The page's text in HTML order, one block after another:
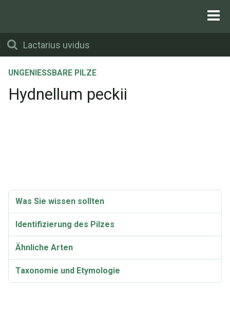
UNGENIESSBARE PILZE
Hydnellum peckii
Was Sie wissen sollten
Identifizierung des Pilzes
Ähnliche Arten
Taxonomie und Etymologie